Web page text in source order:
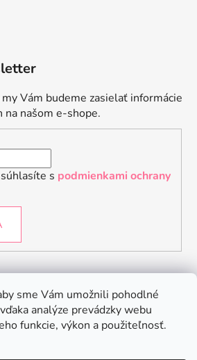
sme Vám umožnili pohodlné
analýze prevádzky webu
funkcie, výkon a použiteľnosť.
Vám budeme zasielať informácie
na našom e-shope.
s podmienkami ochrany